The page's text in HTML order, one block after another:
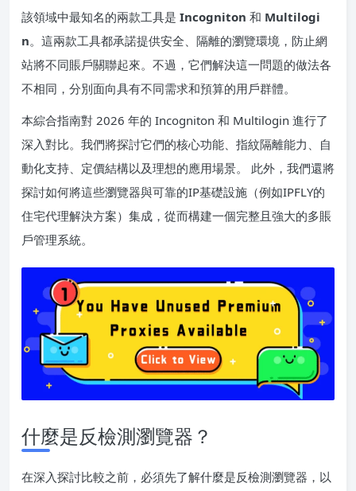
該領域中最知名的兩款工具是 Incogniton 和 Multilogi
n。這兩款工具都承諾提供安全、隔離的瀏覽環境，防止網
站將不同賬戶關聯起來。不過，它們解決這一問題的做法各
不相同，分別面向具有不同需求和預算的用戶群體。
本綜合指南對 2026 年的 Incogniton 和 Multilogin 進行了
深入對比。我們將探討它們的核心功能、指紋隔離能力、自
動化支持、定價結構以及理想的應用場景。 此外，我們還將
探討如何將這些瀏覽器與可靠的IP基礎設施（例如IPFLY的
住宅代理解決方案）集成，從而構建一個完整且強大的多賬
戶管理系統。
什麼是反檢測瀏覽器？
在深入探討比較之前，必須先了解什麼是反檢測瀏覽器，以